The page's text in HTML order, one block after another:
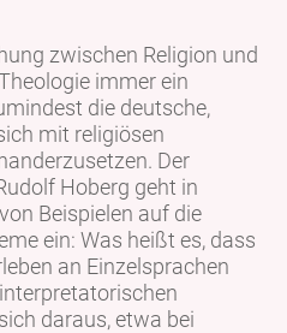
zwischen Religion und
immer ein
die deutsche,
mit religiösen
Der
Hoberg geht in
Beispielen auf die
ein: Was heißt es, dass
an Einzelsprachen
daraus, etwa bei